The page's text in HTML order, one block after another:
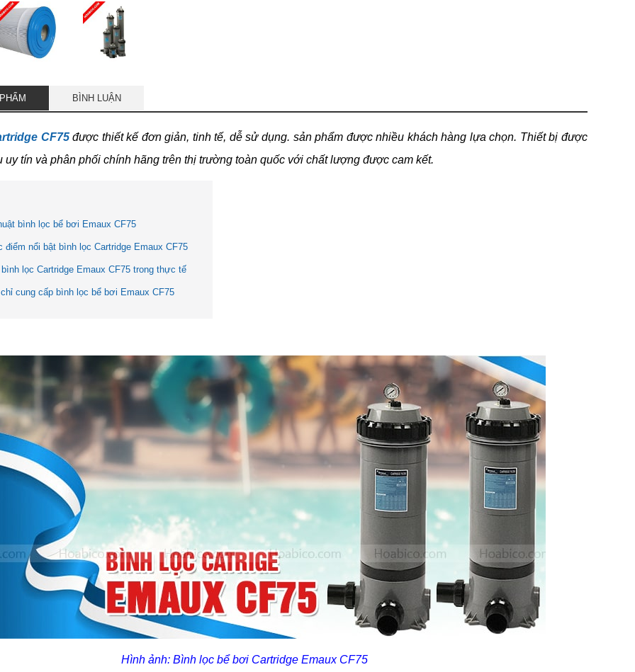
BÌNH LUẬN
CF75được thiết kế đơn giản, tinh tế, dễ sử dụng. sản phẩm được nhiều khách hàng lựa chọn. Thiết bị được
uy tín và phân phối chính hãng trên thị trường toàn quốc với chất lượng được cam kết.
bình lọc bể bơi Emaux CF75
điểm nổi bật bình lọc Cartridge Emaux CF75
lọc Cartridge Emaux CF75 trong thực tế
cung cấp bình lọc bể bơi Emaux CF75
Hình ảnh: Bình lọc bể bơi Cartridge Emaux CF75